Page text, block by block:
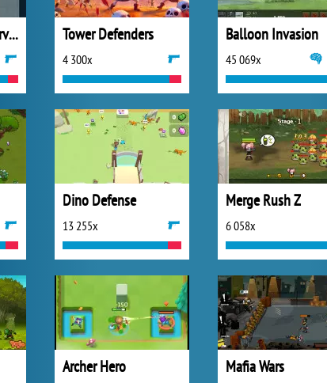
Zombie Hunter Survival Tower Defenders
4 300x
Balloon Invasion
45 069x
Dino Defense
13 255x
Merge Rush Z
6 058x
Archer Hero Mafia Wars